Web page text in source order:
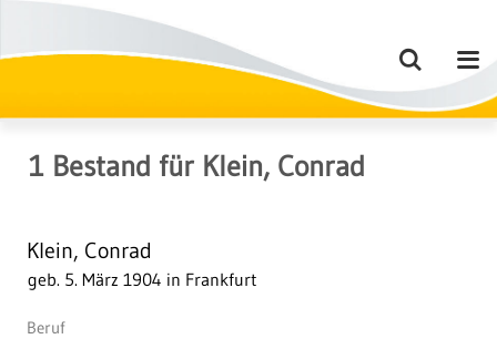
1 Bestand für Klein, Conrad
Klein, Conrad
geb. 5. März 1904 in Frankfurt
Beruf